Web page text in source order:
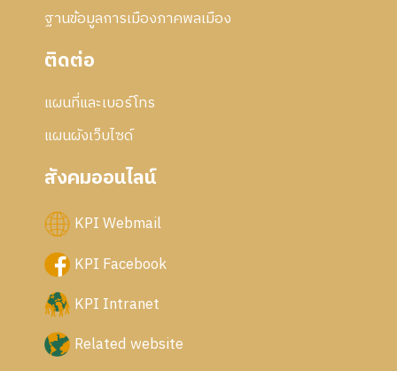
ฐานข้อมูลการเมืองภาคพลเมือง
ติดต่อ
แผนที่และเบอร์โทร
แผนผังเว็บไซด์
สังคมออนไลน์
KPI Webmail
KPI Facebook
KPI Intranet
Related website